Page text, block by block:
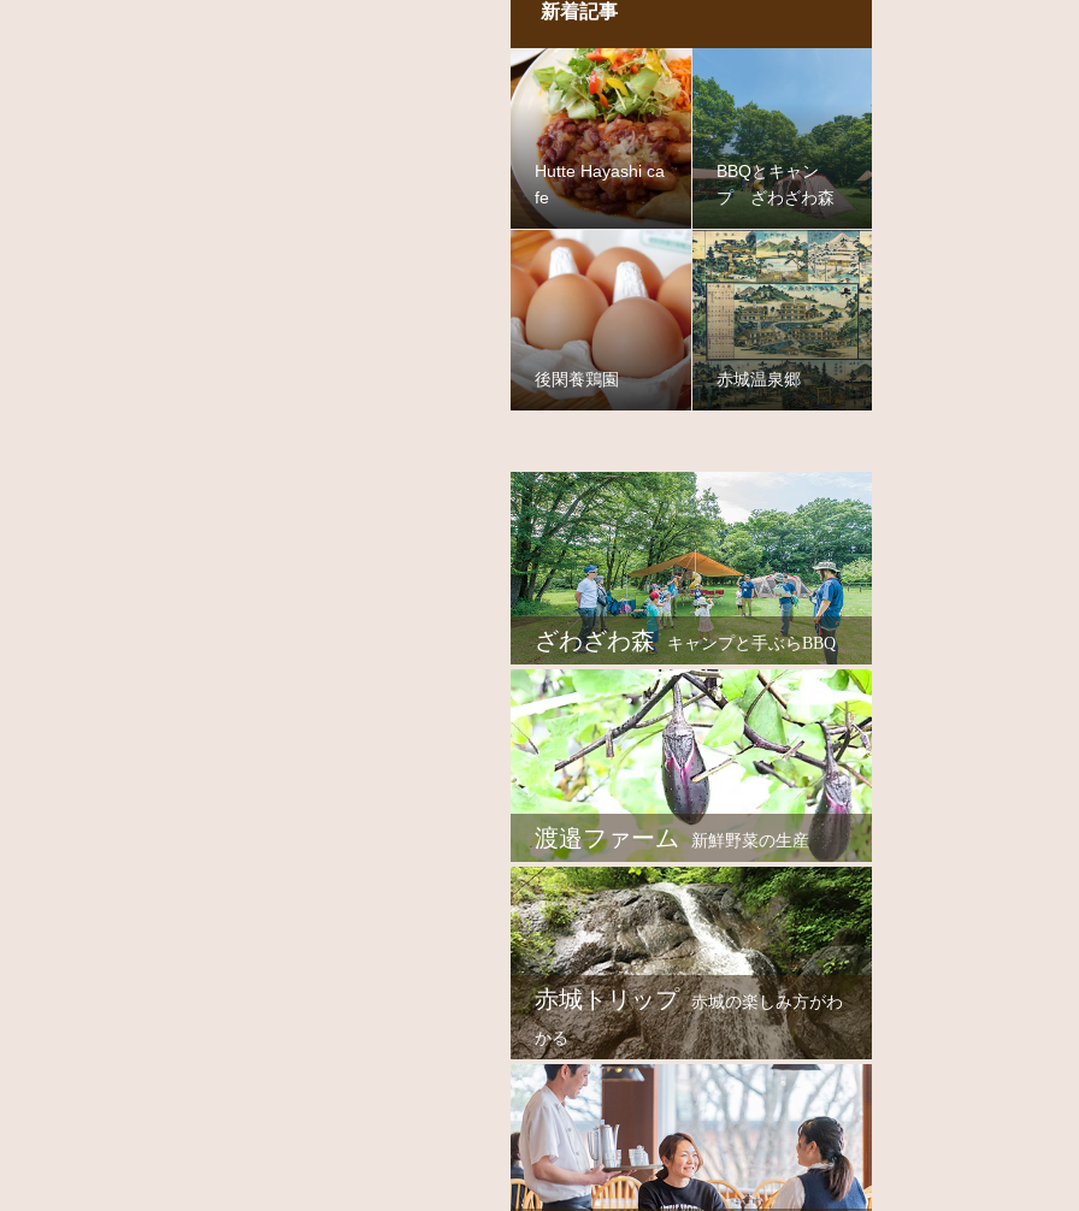
新着記事
Hutte Hayashi ca
fe
BBQとキャン
プ ざわざわ森
後閑養鶏園 赤城温泉郷
ざわざわ森 キャンプと手ぶらBBQ
渡邉ファーム 新鮮野菜の生産
赤城トリップ
赤城の楽しみ方がわ
かる